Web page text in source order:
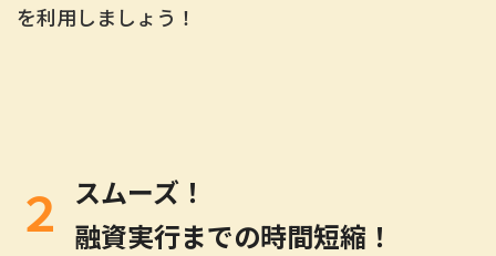
を利用しましょう！
２ スムーズ！
融資実行までの時間短縮！